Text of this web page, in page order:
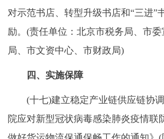
对示范书店、转型升级书店和“三进”
励。(责任单位：北京市税务局、市
局、市文资中心、市财政局)
四、实施保障
(十七)建立稳定产业链供应链协调
院应对新型冠状病毒感染肺炎疫情联